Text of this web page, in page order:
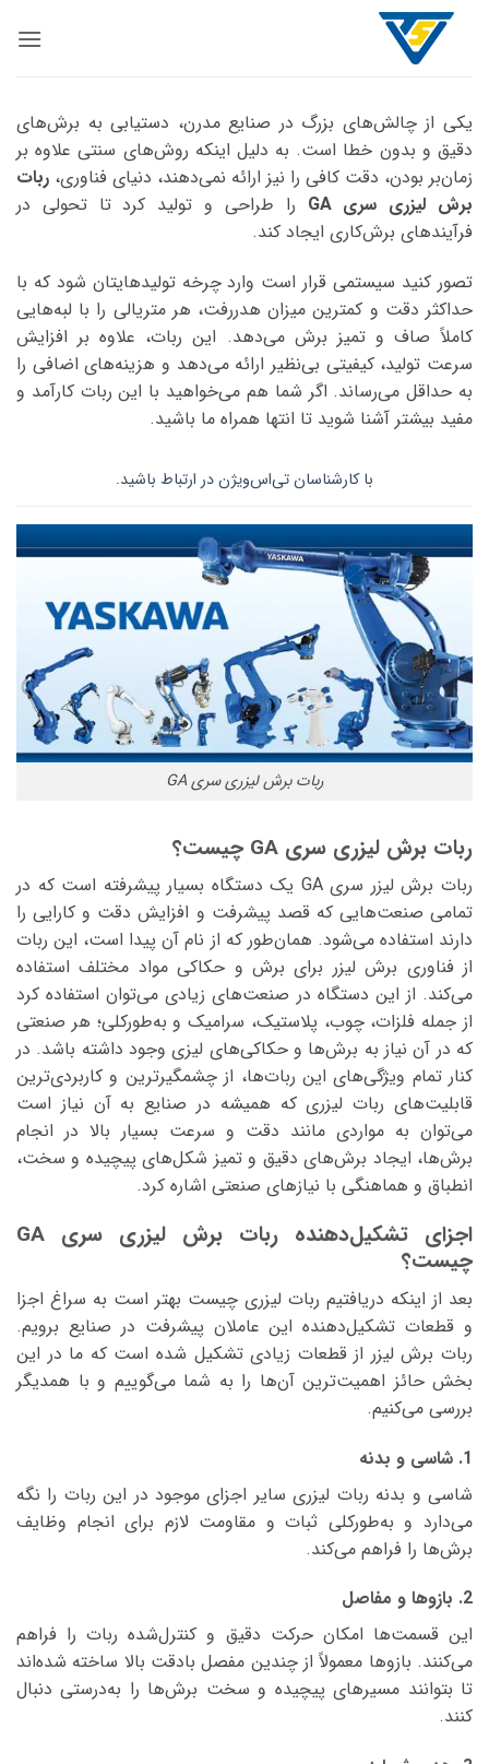
یکی از چالش‌های بزرگ در صنایع مدرن، دستیابی به برش‌های
دقیق و بدون خطا است. به دلیل اینکه روش‌های سنتی علاوه بر
زمان‌بر بودن، دقت کافی را نیز ارائه نمی‌دهند، دنیای فناوری، ربات
برش لیزری سری GA
را طراحی و تولید کرد تا تحولی در
فرآیندهای برش‌کاری ایجاد ‌کند.
تصور کنید سیستمی قرار است وارد چرخه تولید‌هایتان شود که با
حداکثر دقت و کمترین میزان هدررفت، هر متریالی را با لبه‌هایی
کاملاً صاف و تمیز برش می‌دهد. این ربات، علاوه بر افزایش
سرعت تولید، کیفیتی بی‌نظیر ارائه می‌دهد و هزینه‌های اضافی را
به حداقل می‌رساند. اگر شما هم می‌خواهید با این ربات کارآمد و
مفید بیشتر آشنا شوید تا انتها همراه ما باشید.
با کارشناسان تی‌اس‌ویژن در ارتباط باشید.
ربات برش لیزری سری GA
ربات برش لیزری سری GA چیست؟
ربات برش لیزر سری GA یک دستگاه بسیار پیشرفته است که در
تمامی صنعت‌هایی که قصد پیشرفت و افزایش دقت و کارایی را
دارند استفاده می‌شود. همان‌طور که از نام آن پیدا است، این ربات
از فناوری برش لیزر برای برش و حکاکی مواد مختلف استفاده
می‌کند. از این دستگاه در صنعت‌های زیادی می‌توان استفاده کرد
از جمله فلزات، چوب، پلاستیک، سرامیک و به‌طورکلی؛ هر صنعتی
که در آن نیاز به برش‌ها و حکاکی‌های لیزی وجود داشته باشد. در
کنار تمام ویژگی‌های این ربات‌ها، از چشمگیرترین و کاربردی‌ترین
قابلیت‌های ربات لیزری که همیشه در صنایع به آن نیاز است
می‌توان به مواردی مانند دقت و سرعت بسیار بالا در انجام
برش‌ها، ایجاد برش‌های دقیق و تمیز شکل‌های پیچیده و سخت،
انطباق و هماهنگی با نیازهای صنعتی اشاره کرد.
اجزای تشکیل‌دهنده ربات برش لیزری سری GA
چیست؟
بعد از اینکه دریافتیم ربات لیزری چیست بهتر است به سراغ اجزا
و قطعات تشکیل‌دهنده این عاملان پیشرفت در صنایع برویم.
ربات برش لیزر از قطعات زیادی تشکیل شده است که ما در این
بخش حائز اهمیت‌ترین آن‌ها را به شما می‌گوییم و با همدیگر
بررسی می‌کنیم.
1. شاسی و بدنه
شاسی و بدنه ربات لیزری سایر اجزای موجود در این ربات را نگه
می‌دارد و به‌طورکلی ثبات و مقاومت لازم برای انجام وظایف
برش‌ها را فراهم می‌کند.
2. بازوها و مفاصل
این قسمت‌ها امکان حرکت دقیق و کنترل‌شده ربات را فراهم
می‌کنند. بازوها معمولاً از چندین مفصل بادقت بالا ساخته شده‌اند
تا بتوانند مسیرهای پیچیده و سخت برش‌ها را به‌درستی دنبال
کنند.